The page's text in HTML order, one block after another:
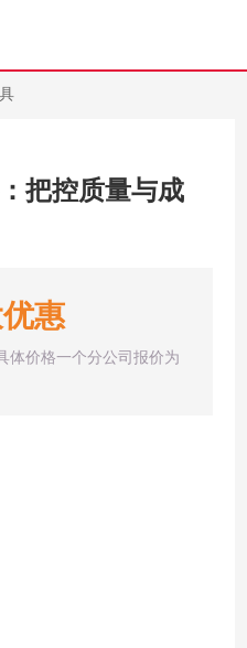
把控质量与成
惠
体价格一个分公司报价为